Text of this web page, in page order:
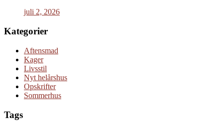
juli 2, 2026
Kategorier
Aftensmad
Kager
Livsstil
Nyt helårshus
Opskrifter
Sommerhus
Tags